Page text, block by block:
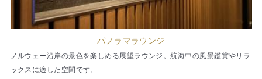
パノラマラウンジ
ノルウェー沿岸の景色を楽しめる展望ラウンジ。航海中の風景鑑賞やリラ
ックスに適した空間です。